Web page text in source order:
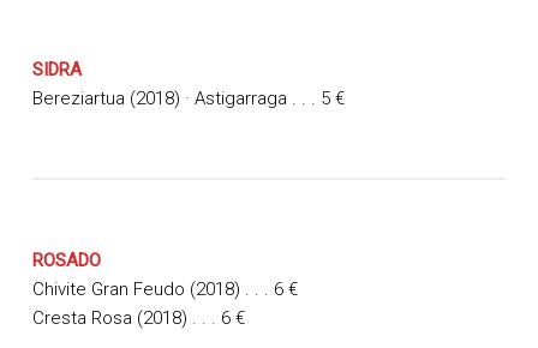
SIDRA
Bereziartua (2018) · Astigarraga . . . 5 €
ROSADO
Chivite Gran Feudo (2018) . . . 6 €
Cresta Rosa (2018) . . . 6 €